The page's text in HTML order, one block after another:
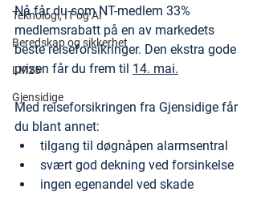
Teknologi, IT og AI
Beredskap og sikkerhet
LM25
Gjensidige
Nå får du som NT-medlem 33%
medlemsrabatt på en av markedets
beste reiseforsikringer. Den ekstra gode
prisen får du frem til 14. mai.
Med reiseforsikringen fra Gjensidige får
du blant annet:
tilgang til døgnåpen alarmsentral
svært god dekning ved forsinkelse
ingen egenandel ved skade